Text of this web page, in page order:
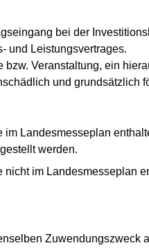
bei der
und Leistungsvertrages.
Veranstaltung, ein
und grundsätzlich
Landesmesseplan
werden.
im Landesmesseplan
Zuwendungszweck